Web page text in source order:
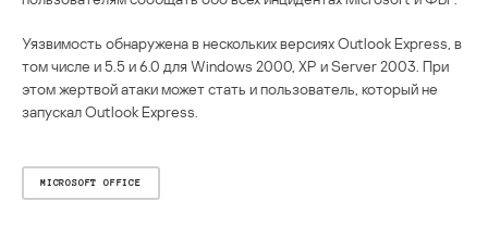
Уязвимость обнаружена в нескольких версиях Outlook Express, в
том числе и 5.5 и 6.0 для Windows 2000, XP и Server 2003. При
этом жертвой атаки может стать и пользователь, который не
запускал Outlook Express.
MICROSOFT OFFICE